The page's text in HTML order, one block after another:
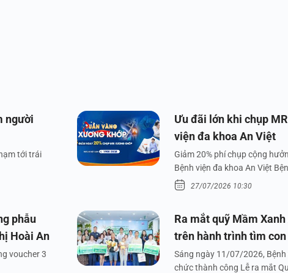
người
tới trái
Ưu đãi lớn khi chụp
viện đa khoa An Việt
Giảm 20% phí chụp cộng
Bệnh viện đa khoa An Việt
27/07/2026 10:30
phẫu
Hoài An
voucher 3
Ra mắt quỹ Mầm
trên hành trình tìm con
Sáng ngày 11/07/2026,
chức thành công Lễ ra mắt